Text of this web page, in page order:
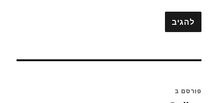
פורסם ב